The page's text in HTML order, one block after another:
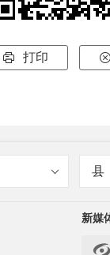
 打印 
县
新媒
